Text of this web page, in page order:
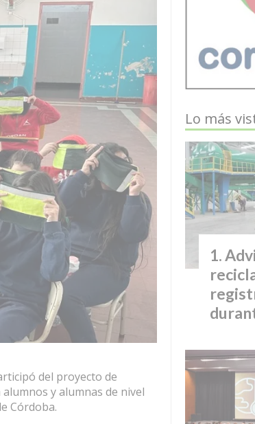
del proyecto de
y alumnas de nivel
Córdoba.
Lo más